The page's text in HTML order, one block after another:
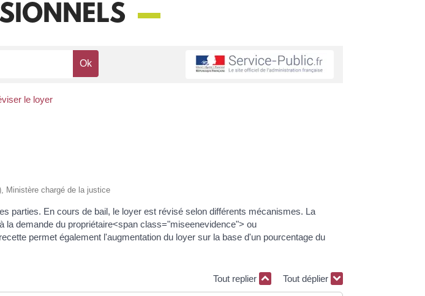
le loyer
Ministère chargé de la justice
parties. En cours de bail, le loyer est révisé selon différents mécanismes. La
demande du propriétaire<span class="miseenevidence"> ou
permet également l'augmentation du loyer sur la base d'un pourcentage du
Tout replier Tout déplier